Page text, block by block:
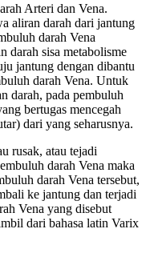
Arteri dan Vena.
aliran darah dari jantung
darah Vena
darah sisa metabolisme
jantung dengan dibantu
darah Vena. Untuk
darah, pada pembuluh
bertugas mencegah
dari yang seharusnya.
rusak, atau tejadi
darah Vena maka
darah Vena tersebut,
ke jantung dan terjadi
Vena yang disebut
dari bahasa latin Varix